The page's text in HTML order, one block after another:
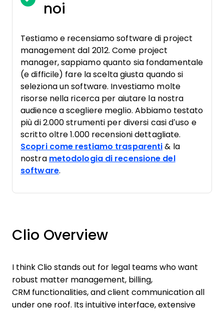
noi
Testiamo e recensiamo software di project
management dal 2012. Come project
manager, sappiamo quanto sia fondamentale
(e difficile) fare la scelta giusta quando si
seleziona un software. Investiamo molte
risorse nella ricerca per aiutare la nostra
audience a scegliere meglio. Abbiamo testato
più di 2.000 strumenti per diversi casi d’uso e
scritto oltre 1.000 recensioni dettagliate.
Scopri come restiamo trasparenti & la
nostra metodologia di recensione del
software.
Clio Overview
I think Clio stands out for legal teams who want
robust matter management, billing,
CRM functionalities, and client communication all
under one roof. Its intuitive interface, extensive